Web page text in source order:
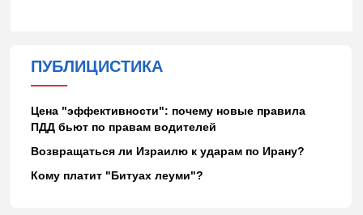
ПУБЛИЦИСТИКА
Цена "эффективности": почему новые правила
ПДД бьют по правам водителей
Возвращаться ли Израилю к ударам по Ирану?
Кому платит "Битуах леуми"?